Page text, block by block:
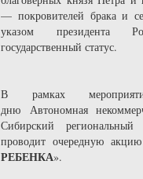
— покровителей брака и
указом президента
государственный статус.
В рамках
дню Автономная
Сибирский
проводит очередную
РЕБЕНКА».